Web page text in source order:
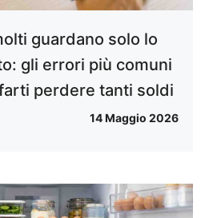
guardano solo lo
gli errori più comuni
perdere tanti soldi
14 Maggio 2026